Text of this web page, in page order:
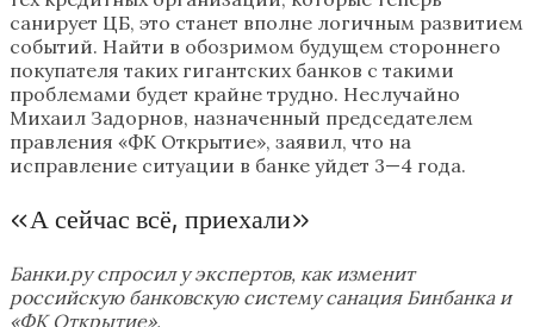
санирует ЦБ, это станет вполне логичным развитием
событий. Найти в обозримом будущем стороннего
покупателя таких гигантских банков с такими
проблемами будет крайне трудно. Неслучайно
Михаил Задорнов, назначенный председателем
правления «ФК Открытие», заявил, что на
исправление ситуации в банке уйдет 3—4 года.
«А сейчас всё, приехали»
Банки.ру спросил у экспертов, как изменит
российскую банковскую систему санация Бинбанка и
«ФК Открытие».